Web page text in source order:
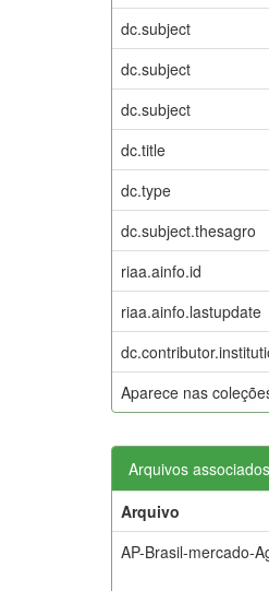
dc.subject
dc.subject
dc.subject
dc.title
dc.type
dc.subject.thesagro
riaa.ainfo.id
riaa.ainfo.lastupdate
Aparece nas
Arquivos
Arquivo
AP-Brasil-mercado-